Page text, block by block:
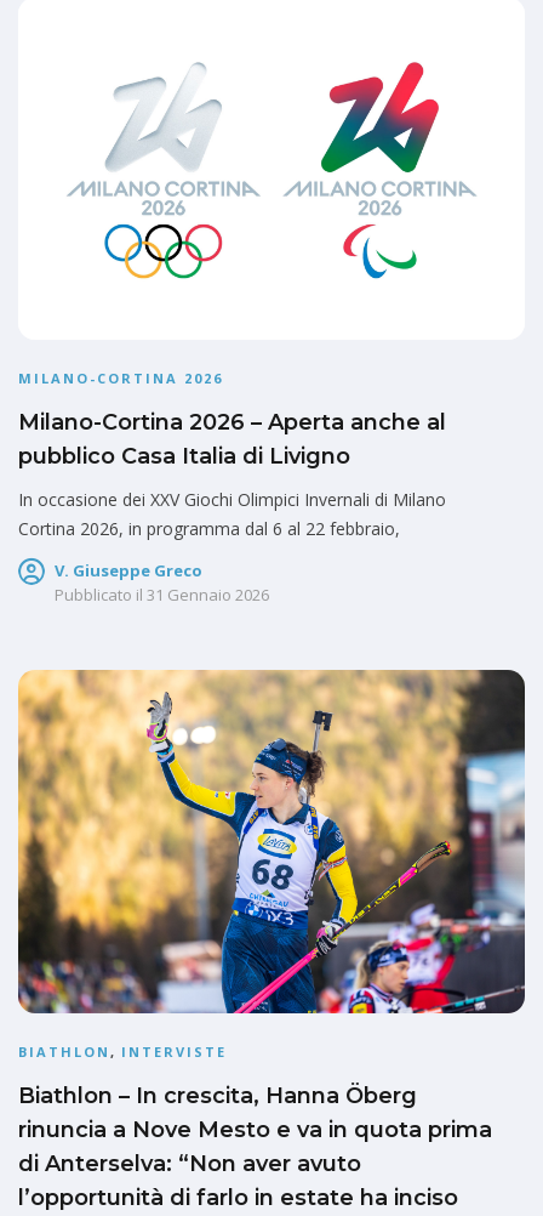
MILANO-CORTINA 2026
Milano-Cortina 2026 – Aperta anche al
pubblico Casa Italia di Livigno
In occasione dei XXV Giochi Olimpici Invernali di Milano
Cortina 2026, in programma dal 6 al 22 febbraio,
V. Giuseppe Greco
Pubblicato il 31 Gennaio 2026
BIATHLON , INTERVISTE
Biathlon – In crescita, Hanna Öberg
rinuncia a Nove Mesto e va in quota prima
di Anterselva: “Non aver avuto
l’opportunità di farlo in estate ha inciso